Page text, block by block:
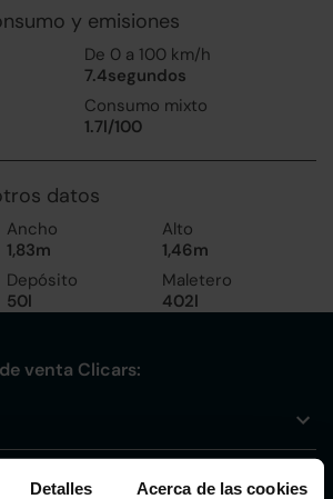
Detalles Acerca de las cookies
y emisiones
De 0 a 100 km/h
7.4segundos
Consumo mixto
1.7l/100
datos
Ancho
1,83m
Alto
1,46m
Depósito
50l
Maletero
402l
venta Clicars: